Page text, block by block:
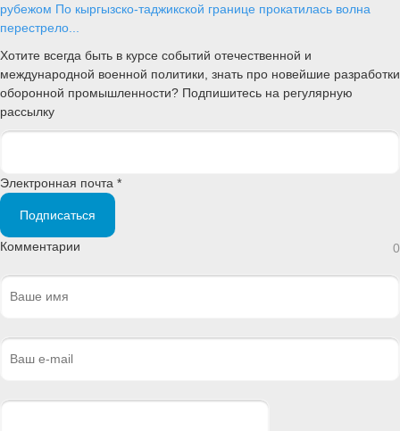
рубежом По кыргызско-таджикской границе прокатилась волна
перестрело...
Хотите всегда быть в курсе событий отечественной и
международной военной политики, знать про новейшие разработки
оборонной промышленности? Подпишитесь на регулярную
рассылку
Электронная почта *
Подписаться
Комментарии 0